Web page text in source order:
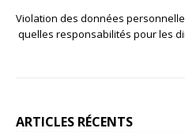
Violation des données
quelles responsabilités pour les
ARTICLES RÉCENTS